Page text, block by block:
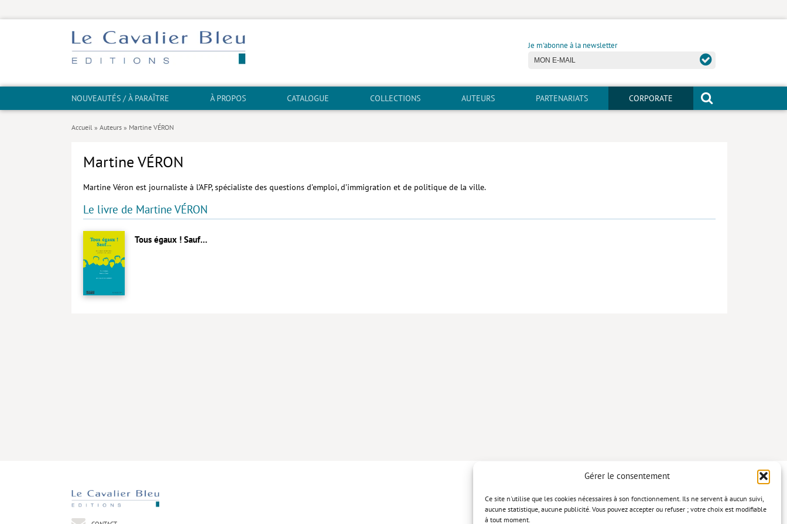
Gérer le consentement
Ce site n'utilise que les cookies nécessaires à son fonctionnement. Ils ne servent à aucun suivi,
aucune statistique, aucune publicité. Vous pouvez accepter ou refuser ; votre choix est modifiable
à tout moment.
Je m'abonne à la newsletter
NOUVEAUTÉS / À PARAÎTRE À PROPOS CATALOGUE COLLECTIONS AUTEURS PARTENARIATS CORPORATE
Accueil » Auteurs » Martine VÉRON
Martine VÉRON
Martine Véron est journaliste à l’AFP, spécialiste des questions d’emploi, d’immigration et de politique de la ville.
Le livre de Martine VÉRON
Tous égaux ! Sauf…
Politique de confidentialité